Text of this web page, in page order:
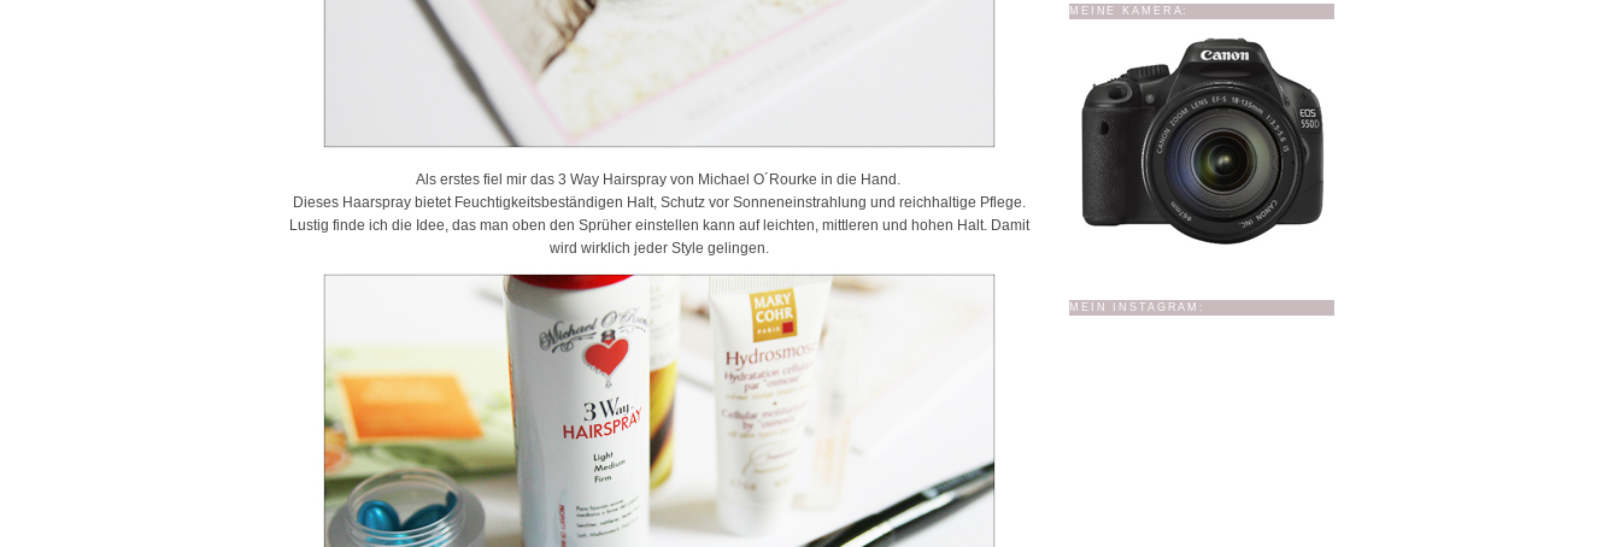
Als erstes fiel mir das 3 Way Hairspray von Michael O´Rourke in die Hand.
Dieses Haarspray bietet Feuchtigkeitsbeständigen Halt, Schutz vor Sonneneinstrahlung und reichhaltige Pflege.
Lustig finde ich die Idee, das man oben den Sprüher einstellen kann auf leichten, mittleren und hohen Halt. Damit
wird wirklich jeder Style gelingen.
MEINE KAMERA:
MEIN INSTAGRAM: